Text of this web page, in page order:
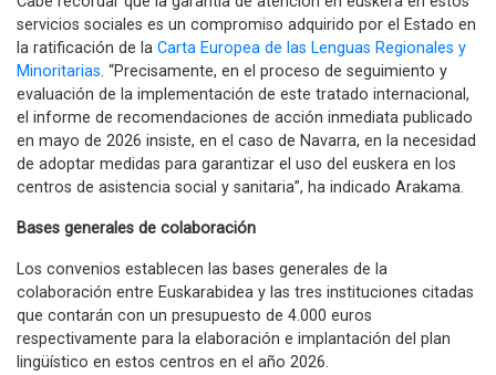
servicios sociales es un compromiso adquirido por el Estado en
la ratificación de la Carta Europea de las Lenguas Regionales y
Minoritarias. “Precisamente, en el proceso de seguimiento y
evaluación de la implementación de este tratado internacional,
el informe de recomendaciones de acción inmediata publicado
en mayo de 2026 insiste, en el caso de Navarra, en la necesidad
de adoptar medidas para garantizar el uso del euskera en los
centros de asistencia social y sanitaria”, ha indicado Arakama.
Bases generales de colaboración
Los convenios establecen las bases generales de la
colaboración entre Euskarabidea y las tres instituciones citadas
que contarán con un presupuesto de 4.000 euros
respectivamente para la elaboración e implantación del plan
lingüístico en estos centros en el año 2026.